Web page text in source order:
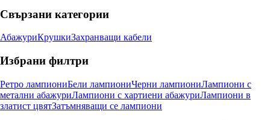
Свързани категории
АбажуриКрушкиЗахранващи кабели
Избрани филтри
Ретро лампиониБели лампиониЧерни лампиониЛампиони с
метални абажуриЛампиони с хартиени абажуриЛампиони в
златист цвятЗатъмняващи се лампиони